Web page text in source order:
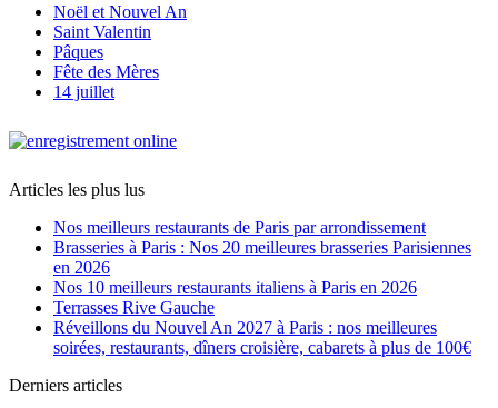
Noël et Nouvel An
Saint Valentin
Pâques
Fête des Mères
14 juillet
Articles les plus lus
Nos meilleurs restaurants de Paris par arrondissement
Brasseries à Paris : Nos 20 meilleures brasseries Parisiennes
en 2026
Nos 10 meilleurs restaurants italiens à Paris en 2026
Terrasses Rive Gauche
Réveillons du Nouvel An 2027 à Paris : nos meilleures
soirées, restaurants, dîners croisière, cabarets à plus de 100€
Derniers articles